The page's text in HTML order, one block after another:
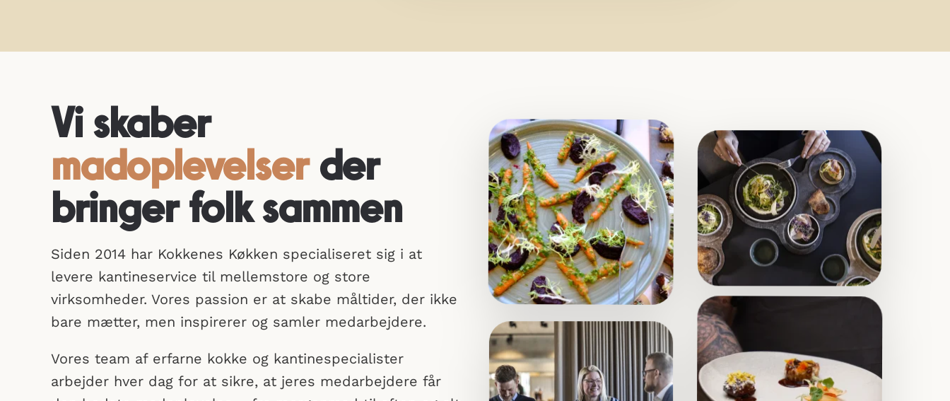
Vi skaber
madoplevelserder
bringer folk sammen
Siden 2014 har Kokkenes Køkken specialiseret sig i at
levere kantineservice til mellemstore og store
virksomheder. Vores passion er at skabe måltider, der ikke
bare mætter, men inspirerer og samler medarbejdere.
Vores team af erfarne kokke og kantinespecialister
arbejder hver dag for at sikre, at jeres medarbejdere får